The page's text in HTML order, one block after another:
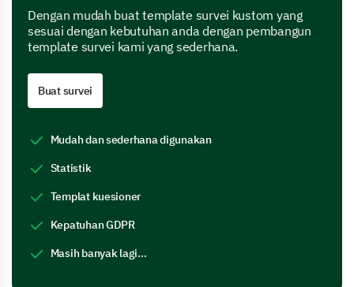
Dengan mudah buat template survei kustom yang
sesuai dengan kebutuhan anda dengan pembangun
template survei kami yang sederhana.
Buat survei
Mudah dan sederhana digunakan
Statistik
Templat kuesioner
Kepatuhan GDPR
Masih banyak lagi…